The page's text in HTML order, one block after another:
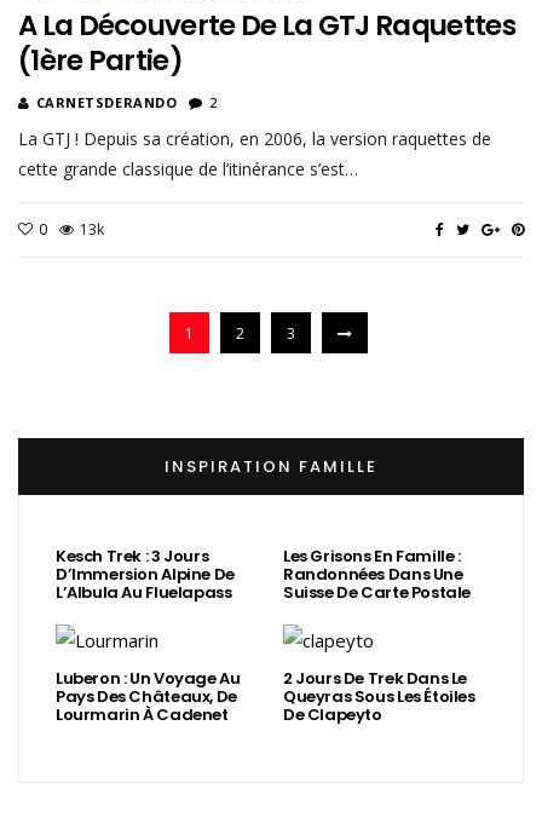
A La Découverte De La GTJ Raquettes
(1ère Partie)
CARNETSDERANDO 2
La GTJ ! Depuis sa création, en 2006, la version raquettes de
cette grande classique de l’itinérance s’est…
0 13k
1 2 3
INSPIRATION FAMILLE
Kesch Trek : 3 Jours
D’Immersion Alpine De
L’Albula Au Fluelapass
Les Grisons En Famille :
Randonnées Dans Une
Suisse De Carte Postale
Luberon : Un Voyage Au
Pays Des Châteaux, De
Lourmarin À Cadenet
2 Jours De Trek Dans Le
Queyras Sous Les Étoiles
De Clapeyto